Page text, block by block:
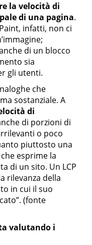
la velocità di
di una pagina.
infatti, non ci
di un blocco
sia
gli utenti.
che
sostanziale. A
di
di porzioni di
o poco
piuttosto una
esprime la
di un sito. Un LCP
rilevanza della
in cui il suo
(fonte
valutando i